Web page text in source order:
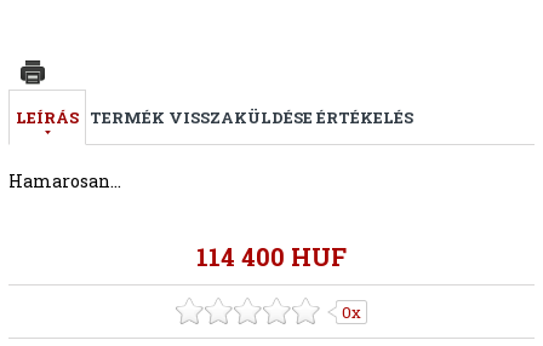
LEÍRÁS TERMÉK VISSZAKÜLDÉSE ÉRTÉKELÉS
Hamarosan...
114 400 HUF
0x